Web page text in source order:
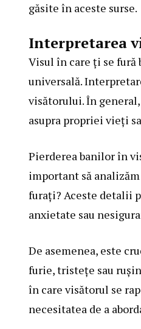
găsite în aceste surse.
Interpretarea
Visul în care ți se
universală.
visătorului. În
asupra propriei vieți
Pierderea banilor în
important să
furați? Aceste detalii
anxietate sau
De asemenea, este
furie, tristețe sau
în care visătorul se
necesitatea de a